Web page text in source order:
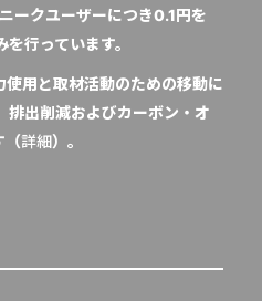
ークユーザーにつき0.1円を
行っています。
用と取材活動のための移動に
出削減およびカーボン・オ
（詳細）。